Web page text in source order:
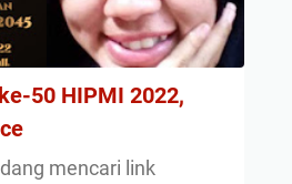
50 HIPMI 2022,
mencari link